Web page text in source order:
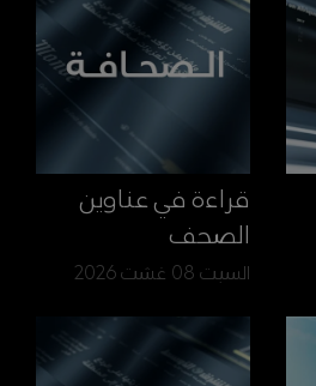
قراءة في عناوين
الصحف
السبت 08 غشت 2026